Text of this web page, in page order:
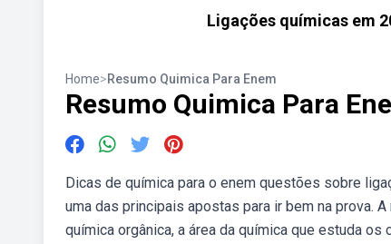
Ligações químicas em
Home>Resumo Quimica Para Enem
Resumo Quimica Para
Dicas de química para o enem questões sobre
uma das principais apostas para ir bem na prova.
química orgânica, a área da química que estuda